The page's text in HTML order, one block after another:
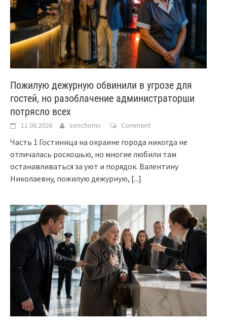
Пожилую дежурную обвинили в угрозе для
гостей, но разоблачение администраторши
потрясло всех
11.06.2026 senchomv Comment
Часть 1 Гостиница на окраине города никогда не
отличалась роскошью, но многие любили там
останавливаться за уют и порядок. Валентину
Николаевну, пожилую дежурную, [...]